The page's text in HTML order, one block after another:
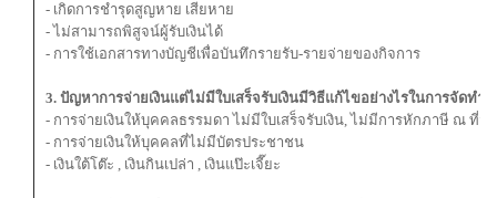
- เกิดการชำรุดสูญหาย เสียหาย
- ไม่สามารถพิสูจน์ผู้รับเงินได้
- การใช้เอกสารทางบัญชีเพื่อบันทึกรายรับ-รายจ่ายของกิจการ
3. ปัญหาการจ่ายเงินแต่ไม่มีใบเสร็จรับเงินมีวิธีแก้ไขอย่างไรในการจัดทำ
- การจ่ายเงินให้บุคคลธรรมดา ไม่มีใบเสร็จรับเงิน, ไม่มีการหักภาษี ณ ที่จ่
- การจ่ายเงินให้บุคคลที่ไม่มีบัตรประชาชน
- เงินใต้โต๊ะ , เงินกินเปล่า , เงินแป๊ะเจี๊ยะ